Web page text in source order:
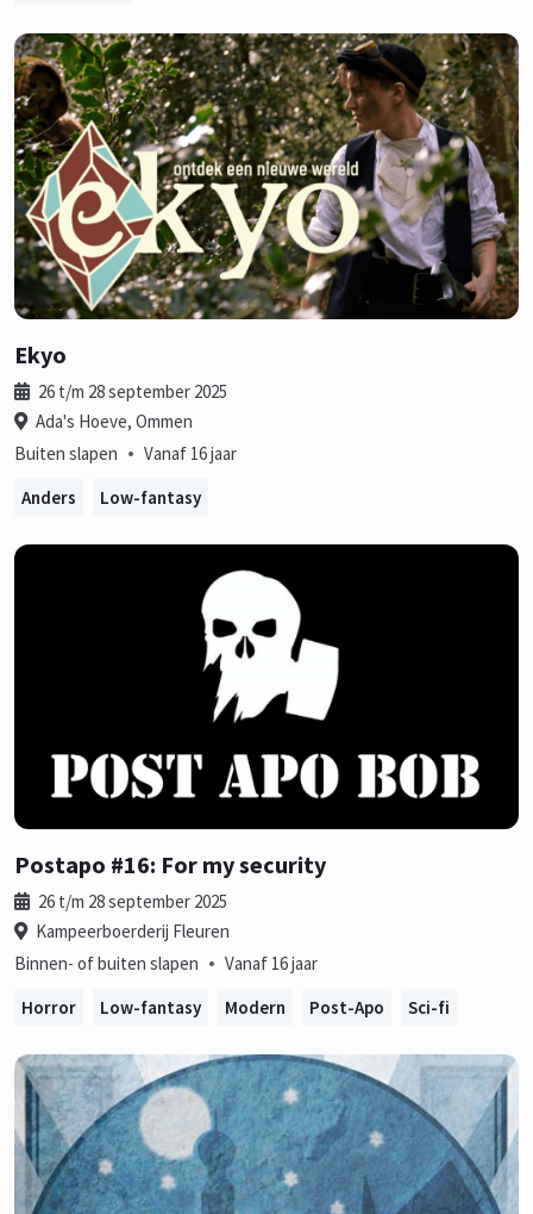
Ekyo
26 t/m 28 september 2025
Ada's Hoeve, Ommen
Buiten slapen • Vanaf 16 jaar
Anders
Low-fantasy
Postapo #16: For my security
26 t/m 28 september 2025
Kampeerboerderij Fleuren
Binnen- of buiten slapen • Vanaf 16 jaar
Horror
Low-fantasy Modern Post-Apo Sci-fi